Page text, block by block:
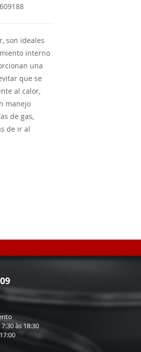
son ideales
interno
una
que se
al calor,
manejo
de gas,
de ir al
às 18:30